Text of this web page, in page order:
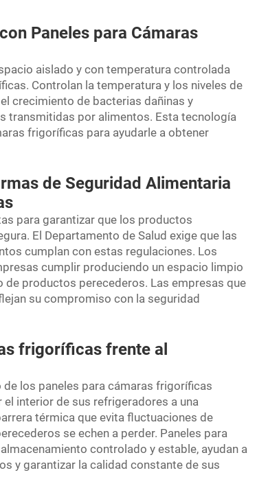
Paneles para Cámaras
aislado y con temperatura controlada
Controlan la temperatura y los niveles de
crecimiento de bacterias dañinas y
transmitidas por alimentos. Esta tecnología
frigoríficas para ayudarle a obtener
de Seguridad Alimentaria
para garantizar que los productos
El Departamento de Salud exige que las
cumplan con estas regulaciones. Los
cumplir produciendo un espacio limpio
productos perecederos. Las empresas que
su compromiso con la seguridad
frigoríficas frente al
los paneles para cámaras frigoríficas
interior de sus refrigeradores a una
térmica que evita fluctuaciones de
se echen a perder. Paneles para
controlado y estable, ayudan a
y garantizar la calidad constante de sus